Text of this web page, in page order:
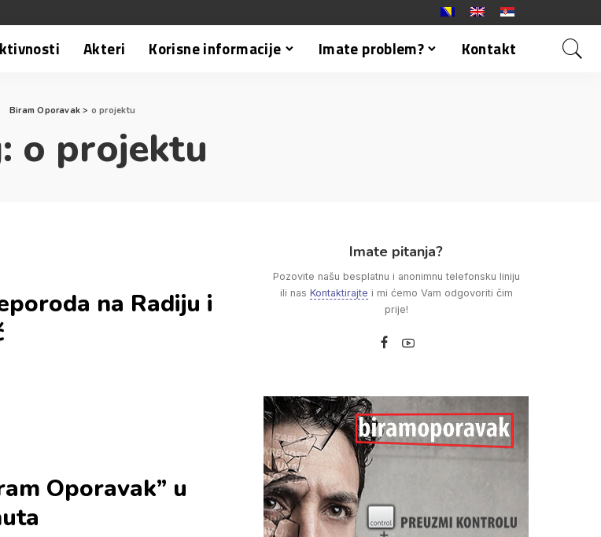
Akteri Korisne informacije Imate problem? Kontakt
Biram Oporavak > o projektu
o projektu
na Radiju i
Oporavak” u
Imate pitanja?
Pozovite našu besplatnu i anonimnu telefonsku liniju
ili nas Kontaktirajte i mi ćemo Vam odgovoriti čim
prije!